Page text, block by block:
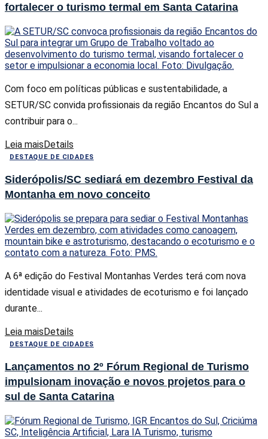
fortalecer o turismo termal em Santa Catarina
Com foco em políticas públicas e sustentabilidade, a
SETUR/SC convida profissionais da região Encantos do Sul a
contribuir para o...
Leia maisDetails
DESTAQUE DE CIDADES
Siderópolis/SC sediará em dezembro Festival da
Montanha em novo conceito
A 6ª edição do Festival Montanhas Verdes terá com nova
identidade visual e atividades de ecoturismo e foi lançado
durante...
Leia maisDetails
DESTAQUE DE CIDADES
Lançamentos no 2º Fórum Regional de Turismo
impulsionam inovação e novos projetos para o
sul de Santa Catarina